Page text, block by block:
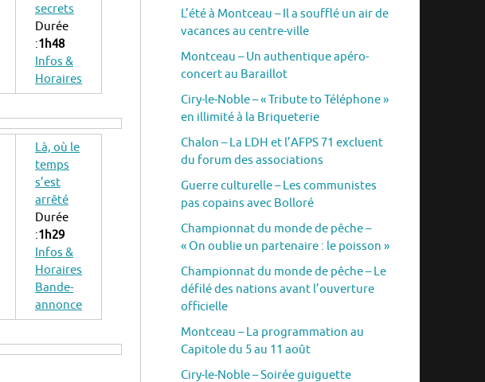
secrets
Durée
:1h48
Infos &
Horaires
Là, où le
temps
s’est
arrêté
Durée
:1h29
Infos &
Horaires
Bande-
annonce
L’été à Montceau – Il a soufflé un air de
vacances au centre-ville
Montceau – Un authentique apéro-
concert au Baraillot
Ciry-le-Noble – « Tribute to Téléphone »
en illimité à la Briqueterie
Chalon – La LDH et l’AFPS 71 excluent
du forum des associations
Guerre culturelle – Les communistes
pas copains avec Bolloré
Championnat du monde de pêche –
« On oublie un partenaire : le poisson »
Championnat du monde de pêche – Le
défilé des nations avant l’ouverture
officielle
Montceau – La programmation au
Capitole du 5 au 11 août
Ciry-le-Noble – Soirée guiguette